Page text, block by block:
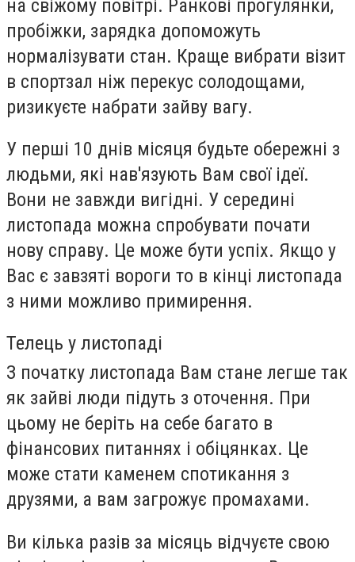
на свіжому повітрі. Ранкові прогулянки,
пробіжки, зарядка допоможуть
нормалізувати стан. Краще вибрати візит
в спортзал ніж перекус солодощами,
ризикуєте набрати зайву вагу.
У перші 10 днів місяця будьте обережні з
людьми, які нав'язують Вам свої ідеї.
Вони не завжди вигідні. У середині
листопада можна спробувати почати
нову справу. Це може бути успіх. Якщо у
Вас є завзяті вороги то в кінці листопада
з ними можливо примирення.
Телець у листопаді
З початку листопада Вам стане легше так
як зайві люди підуть з оточення. При
цьому не беріть на себе багато в
фінансових питаннях і обіцянках. Це
може стати каменем спотикання з
друзями, а вам загрожує промахами.
Ви кілька разів за місяць відчуєте свою